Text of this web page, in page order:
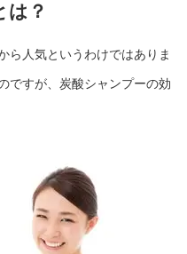
は？
ら人気というわけではありま
ですが、炭酸シャンプーの効